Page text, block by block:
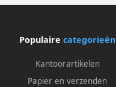
Populaire categorieën
Kantoorartikelen
Papier en verzenden